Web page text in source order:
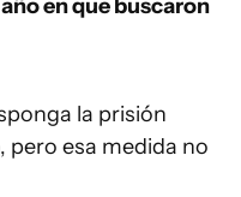
en que buscaron
la prisión
pero esa medida no